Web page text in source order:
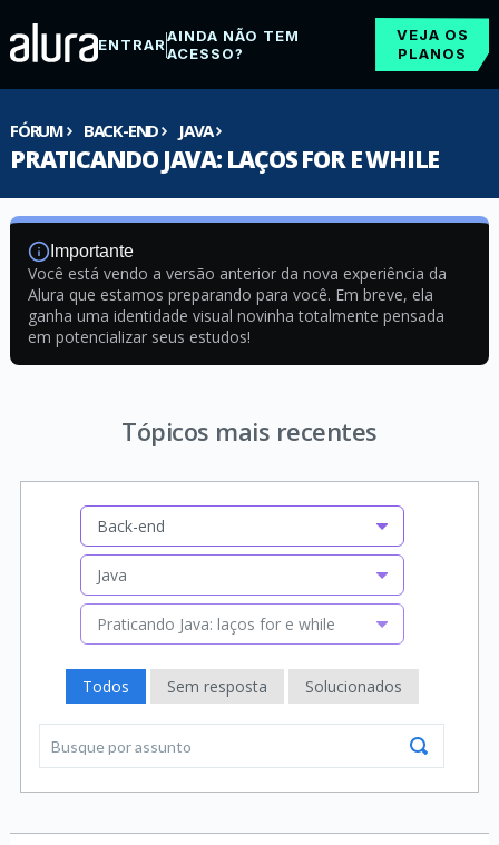
ENTRARAINDA NÃO TEM
ACESSO?
VEJA OS
PLANOS
FÓRUM BACK-END JAVA
PRATICANDO JAVA: LAÇOS FOR E WHILE
Importante
Você está vendo a versão anterior da nova experiência da
Alura que estamos preparando para você. Em breve, ela
ganha uma identidade visual novinha totalmente pensada
em potencializar seus estudos!
Tópicos mais recentes
Back-end
Java
Praticando Java: laços for e while
Todos Sem resposta Solucionados